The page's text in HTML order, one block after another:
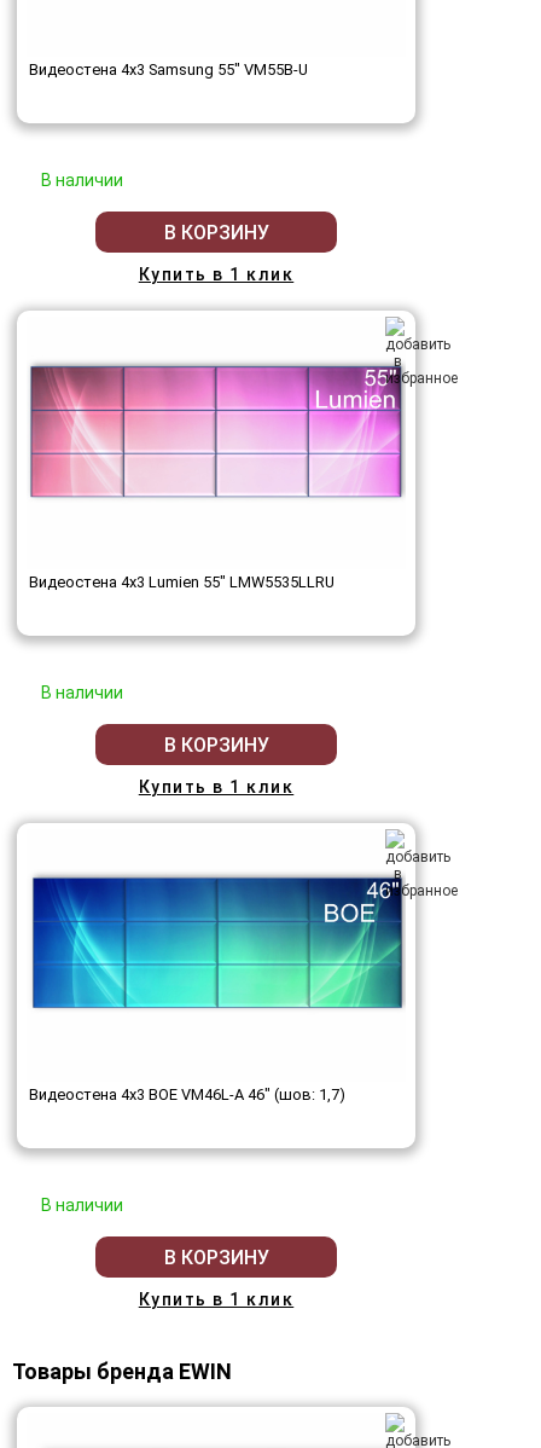
Видеостена 4x3 Samsung 55" VM55B-U
В наличии
В КОРЗИНУ
Купить в 1 клик
Видеостена 4x3 Lumien 55" LMW5535LLRU
В наличии
В КОРЗИНУ
Купить в 1 клик
Видеостена 4x3 BOE VM46L-A 46" (шов: 1,7)
В наличии
В КОРЗИНУ
Купить в 1 клик
Товары бренда EWIN